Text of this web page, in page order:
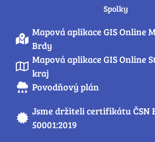
Spolky
Mapová aplikace GIS Online
Brdy
Mapová aplikace GIS Online
kraj
Povodňový plán
Jsme držiteli certifikátu ČSN
50001:2019